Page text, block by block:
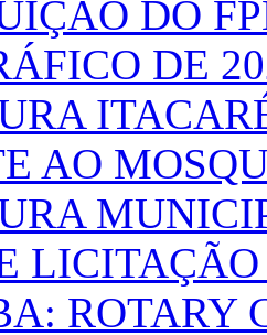
DO
DE
AO
LICITAÇÃO
ROTARY